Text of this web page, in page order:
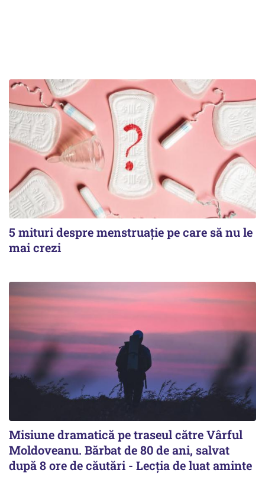
5 mituri despre menstruație pe care să nu le
mai crezi
Misiune dramatică pe traseul către Vârful
Moldoveanu. Bărbat de 80 de ani, salvat
după 8 ore de căutări - Lecția de luat aminte